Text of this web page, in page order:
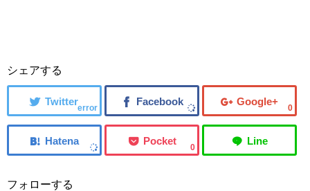
シェアする
error 0
0
フォローする